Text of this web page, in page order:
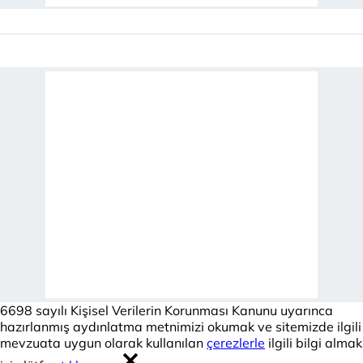
6698 sayılı Kişisel Verilerin Korunması Kanunu uyarınca
hazırlanmış aydınlatma metnimizi okumak ve sitemizde ilgili
mevzuata uygun olarak kullanılan çerezlerle ilgili bilgi almak